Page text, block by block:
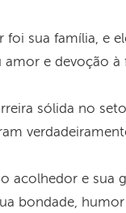
foi sua família, e
amor e devoção
sólida no
acolhedor e sua
bondade,